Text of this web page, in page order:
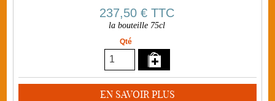
237,50 € TTC
la bouteille 75cl
Qté
EN SAVOIR PLUS